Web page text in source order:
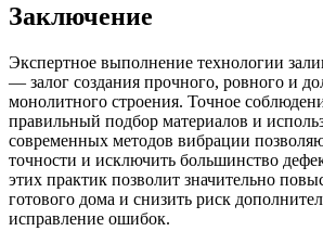
Заключение
Экспертное выполнение технологии
— залог создания прочного, ровного и
монолитного строения. Точное
правильный подбор материалов и
современных методов вибрации
точности и исключить большинство
этих практик позволит значительно
готового дома и снизить риск
исправление ошибок.